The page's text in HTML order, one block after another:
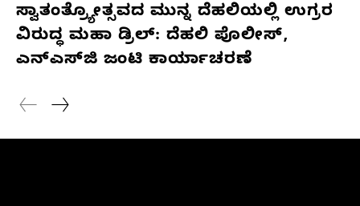
ಸ್ವಾತಂತ್ರ್ಯೋತ್ಸವದ ಮುನ್ನ ದೆಹಲಿಯಲ್ಲಿ ಉಗ್ರರ
ವಿರುದ್ಧ ಮಹಾ ಡ್ರಿಲ್: ದೆಹಲಿ ಪೊಲೀಸ್,
ಎನ್‌ಎಸ್‌ಜಿ ಜಂಟಿ ಕಾರ್ಯಾಚರಣೆ